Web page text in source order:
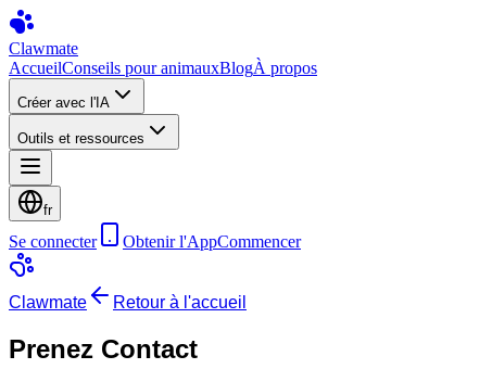
Clawmate
AccueilConseils pour animauxBlogÀ propos
Créer avec l'IA
Outils et ressources
fr
Se connecter Obtenir l'AppCommencer
Clawmate Retour à l'accueil
Prenez Contact